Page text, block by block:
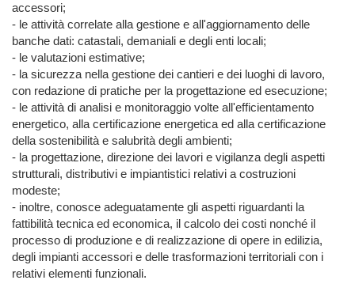
accessori;
- le attività correlate alla gestione e all'aggiornamento delle
banche dati: catastali, demaniali e degli enti locali;
- le valutazioni estimative;
- la sicurezza nella gestione dei cantieri e dei luoghi di lavoro,
con redazione di pratiche per la progettazione ed esecuzione;
- le attività di analisi e monitoraggio volte all'efficientamento
energetico, alla certificazione energetica ed alla certificazione
della sostenibilità e salubrità degli ambienti;
- la progettazione, direzione dei lavori e vigilanza degli aspetti
strutturali, distributivi e impiantistici relativi a costruzioni
modeste;
- inoltre, conosce adeguatamente gli aspetti riguardanti la
fattibilità tecnica ed economica, il calcolo dei costi nonché il
processo di produzione e di realizzazione di opere in edilizia,
degli impianti accessori e delle trasformazioni territoriali con i
relativi elementi funzionali.